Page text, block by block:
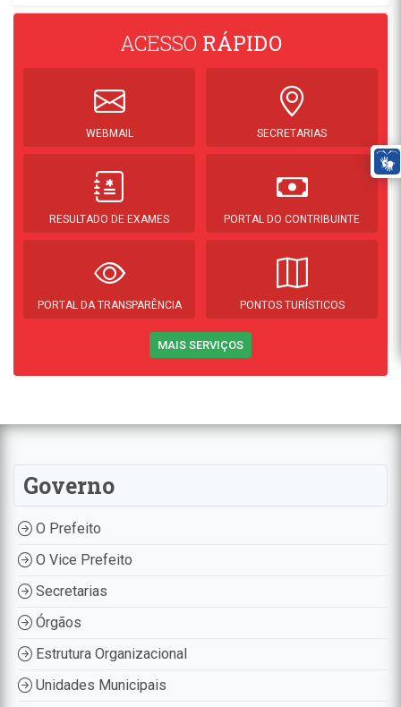
ACESSO RÁPIDO
WEBMAIL SECRETARIAS
RESULTADO DE EXAMES PORTAL DO CONTRIBUINTE
PORTAL DA TRANSPARÊNCIA PONTOS TURÍSTICOS
MAIS SERVIÇOS
Governo
O Prefeito
O Vice Prefeito
Secretarias
Órgãos
Estrutura Organizacional
Unidades Municipais